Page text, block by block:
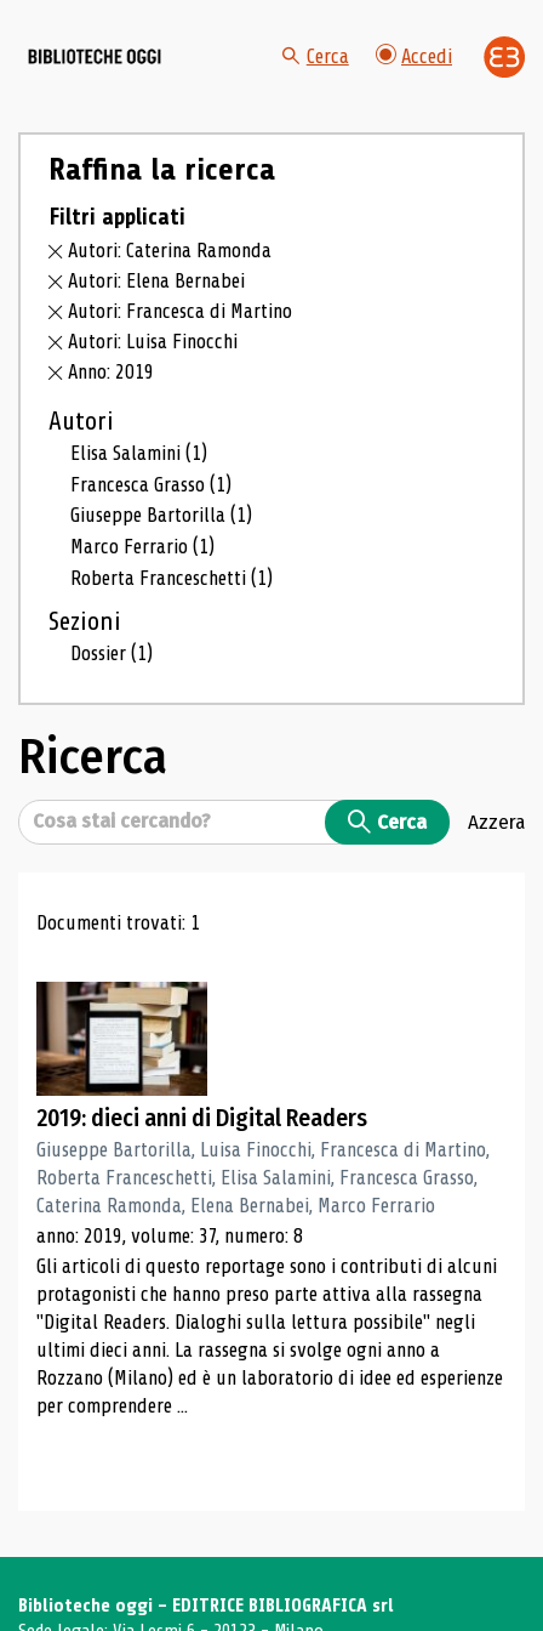
Cerca Accedi
Raffina la ricerca
Filtri applicati
Autori: Caterina Ramonda
Autori: Elena Bernabei
Autori: Francesca di Martino
Autori: Luisa Finocchi
Anno: 2019
Autori
Elisa Salamini(1)
Francesca Grasso(1)
Giuseppe Bartorilla(1)
Marco Ferrario(1)
Roberta Franceschetti(1)
Sezioni
Dossier(1)
Ricerca
Cerca Cerca Azzera
Risultati di ricerca
Documenti trovati: 1
2019: dieci anni di Digital Readers
Giuseppe Bartorilla, Luisa Finocchi, Francesca di Martino,
Roberta Franceschetti, Elisa Salamini, Francesca Grasso,
Caterina Ramonda, Elena Bernabei, Marco Ferrario
anno: 2019, volume: 37, numero: 8
Gli articoli di questo reportage sono i contributi di alcuni
protagonisti che hanno preso parte attiva alla rassegna
"Digital Readers. Dialoghi sulla lettura possibile" negli
ultimi dieci anni. La rassegna si svolge ogni anno a
Rozzano (Milano) ed è un laboratorio di idee ed esperienze
per comprendere ...
Biblioteche oggi - EDITRICE BIBLIOGRAFICA srl